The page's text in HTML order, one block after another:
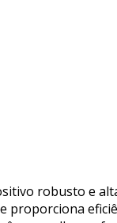
robusto e
proporciona